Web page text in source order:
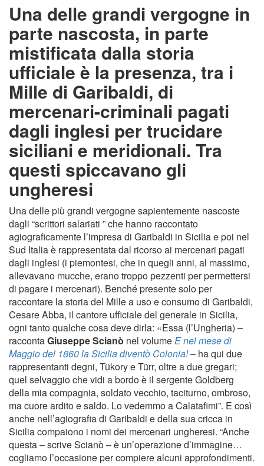
Una delle grandi vergogne in
parte nascosta, in parte
mistificata dalla storia
ufficiale è la presenza, tra i
Mille di Garibaldi, di
mercenari-criminali pagati
dagli inglesi per trucidare
siciliani e meridionali. Tra
questi spiccavano gli
ungheresi
Una delle più grandi vergogne sapientemente nascoste
dagli “scrittori salariati ” che hanno raccontato
agiograficamente l’impresa di Garibaldi in Sicilia e poi nel
Sud Italia è rappresentata dal ricorso ai mercenari pagati
dagli inglesi (i piemontesi, che in quegli anni, al massimo,
allevavano mucche, erano troppo pezzenti per permettersi
di pagare i mercenari). Benché presente solo per
raccontare la storia del Mille a uso e consumo di Garibaldi,
Cesare Abba, il cantore ufficiale del generale in Sicilia,
ogni tanto qualche cosa deve dirla: «Essa (l’Ungheria) –
raccontaGiuseppe Scianò nel volumeE nel mese di
Maggio del 1860 la Sicilia diventò Colonia!– ha qui due
rappresentanti degni, Tükory e Türr, oltre a due gregari;
quel selvaggio che vidi a bordo è il sergente Goldberg
della mia compagnia, soldato vecchio, taciturno, ombroso,
ma cuore ardito e saldo. Lo vedemmo a Calataﬁmi”. E così
anche nell’agiografia di Garibaldi e della sua cricca in
Sicilia compaiono i nomi dei mercenari ungheresi. “Anche
questa – scrive Scianò – è un’operazione d’immagine…
cogliamo l’occasione per compiere alcuni approfondimenti.